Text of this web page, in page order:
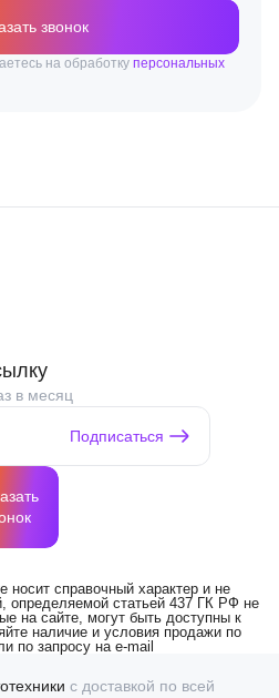
звонок
на обработку персональных
в месяц
Подписаться
носит справочный характер и не
определяемой статьей 437 ГК РФ не
на сайте, могут быть доступны к
наличие и условия продажи по
по запросу на e-mail
с доставкой по всей